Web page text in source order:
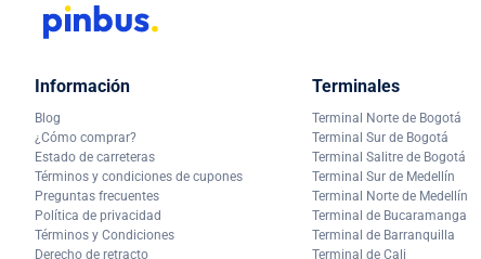
Información
Blog
¿Cómo comprar?
Estado de carreteras
Términos y condiciones de cupones
Preguntas frecuentes
Política de privacidad
Términos y Condiciones
Derecho de retracto
Terminales
Terminal Norte de Bogotá
Terminal Sur de Bogotá
Terminal Salitre de Bogotá
Terminal Sur de Medellín
Terminal Norte de Medellín
Terminal de Bucaramanga
Terminal de Barranquilla
Terminal de Cali